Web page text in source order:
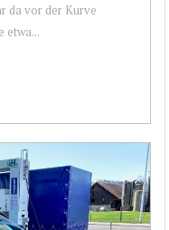
da vor der Kurve
etwa...